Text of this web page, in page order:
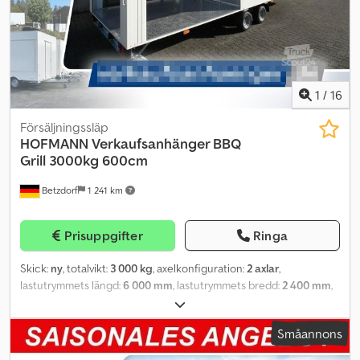
43 W Totalvikt släp + container 2 600 kg Lastkapacitet på upp till
900 kg möjlig! Csdsi Ha Eyopfx Adiorf
1 / 16
Betzdorf 1 241 km
Försäljningssläp
HOFMANN Verkaufsanhänger BBQ
Grill 3000kg 600cm
Prisuppgifter Ringa
Skick: ny, totalvikt: 3 000 kg, axelkonfiguration:2 axlar,
lastutrymmets längd:6 000 mm, lastutrymmets bredd:2 400 mm,
, VHSP600 Eldstad i bakre delen
Flammlax BBQ Grill Det objekt som visas här är ett exempel på vårt
arbete och har redan levererats till kunden. Som påbyggare med
expertis inom individuella speciallösningar konstruerar, planerar
Småannons